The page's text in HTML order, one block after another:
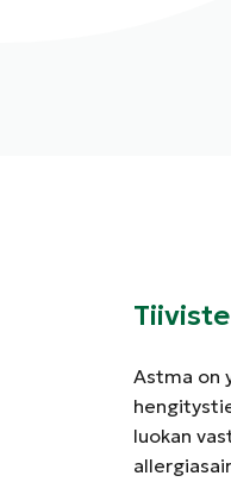
Astma on
luokan